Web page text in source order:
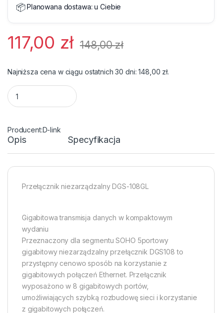
📦Planowana dostawa:u Ciebie
117,00 zł 148,00zł
Najniższa cena w ciągu ostatnich 30 dni:148,00 zł.
Switch D-Link DGS-108GL 8x10/100/1000 MB/s - Metalowa
D-link
Opis Specyfikacja
Przełącznik niezarządzalny DGS-108GL
Gigabitowa transmisja danych w kompaktowym
wydaniu
Przeznaczony dla segmentu SOHO 5portowy
gigabitowy niezarządzalny przełącznik DGS108 to
przystępny cenowo sposób na korzystanie z
gigabitowych połączeń Ethernet. Przełącznik
wyposażono w 8 gigabitowych portów,
umożliwiających szybką rozbudowę sieci i korzystanie
z gigabitowych połączeń.